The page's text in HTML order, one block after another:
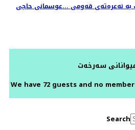
بە نەعرەتەی قەومی ...عوسمانی حاجی
سەرخەت
We have 72 guests and no
Search